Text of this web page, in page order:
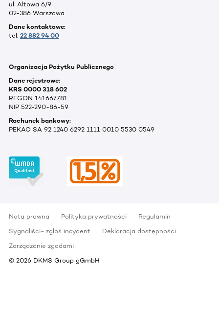
ul. Altowa 6/9
02-386 Warszawa
Dane kontaktowe:
tel. 22 882 94 00
Organizacja Pożytku Publicznego
Dane rejestrowe:
KRS 0000 318 602
REGON 141667781
NIP 522-290-86-59
Rachunek bankowy:
PEKAO SA 92 1240 6292 1111 0010 5530 0549
Nota prawna Polityka prywatności
Regulamin
Sygnaliści- zgłoś incydent
Deklaracja dostępności
Zarządzanie zgodami
© 2026 DKMS Group gGmbH